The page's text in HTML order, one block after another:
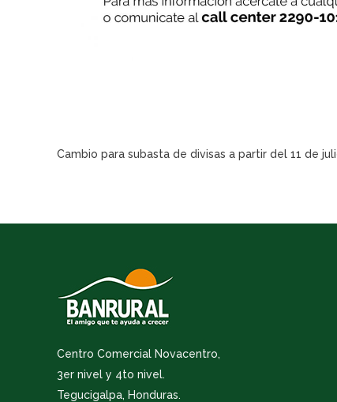
Cambio para subasta de divisas a partir del 11 de
Centro Comercial Novacentro,
3er nivel y 4to nivel.
Tegucigalpa, Honduras.